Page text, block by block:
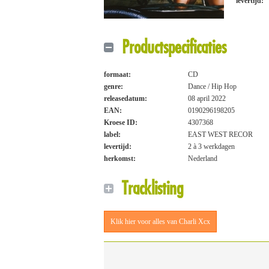
Productspecificaties
formaat:
CD
genre:
Dance / Hip Hop
releasedatum:
08 april 2022
EAN:
0190296198205
Kroese ID:
4307368
label:
EAST WEST RECOR
levertijd:
2 à 3 werkdagen
herkomst:
Nederland
Tracklisting
Klik hier voor alles van Charli Xcx